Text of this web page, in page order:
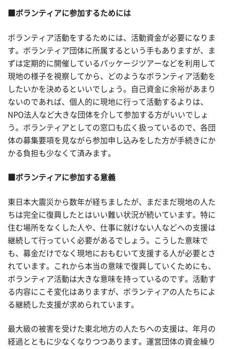
■ボランティアに参加するためには
ボランティア活動をするためには、活動資金が必要になりま
す。ボランティア団体に所属するという手もありますが、ま
ずは定期的に開催しているパッケージツアーなどを利用して
現地の様子を視察してから、どのようなボランティア活動を
したいかを決めるといいでしょう。自己資金に余裕があまり
ないのであれば、個人的に現地に行って活動するよりは、
NPO法人など大きな団体を介して参加する方がいいでしょ
う。ボランティアとしての窓口も広く扱っているので、各団
体の募集要項を見ながら参加申し込みをした方が手続きにか
かる負担も少なくて済みます。
■ボランティアに参加する意義
東日本大震災から数年が経ちましたが、まだまだ現地の人た
ちは完全に復興したとはいい難い状況が続いています。特に
住む場所をなくした人や、仕事に就けない人などへの支援は
継続して行っていく必要があるでしょう。こうした意味で
も、募金だけでなく現地におもむいて支援する人が必要とさ
れています。これから本当の意味で復興していくためにも、
ボランティア活動は大きな意味を持っているのです。活動す
る内容にこそ変化はありますが、ボランティアの人たちによ
る継続した支援が求められています。
最大級の被害を受けた東北地方の人たちへの支援は、年月の
経過とともに少なくなりつつあります。運営団体の資金繰り